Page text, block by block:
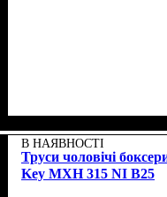
В НАЯВНОСТІ
Труси чоловічі
Key MXH 315 NI B25